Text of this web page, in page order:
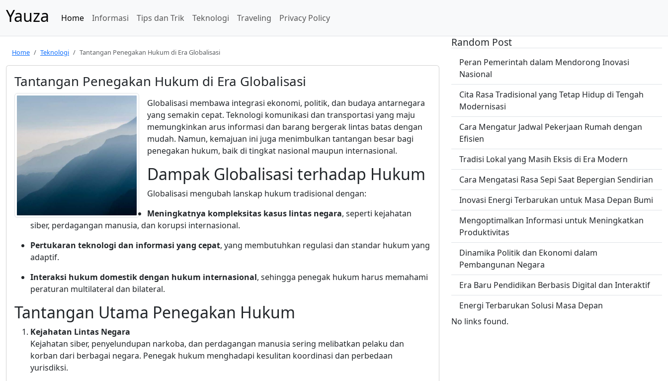
Yauza Home Informasi Tips dan Trik Teknologi Traveling Privacy Policy
Home Teknologi Tantangan Penegakan Hukum di Era Globalisasi
Tantangan Penegakan Hukum di Era Globalisasi
Globalisasi membawa integrasi ekonomi, politik, dan budaya antarnegara
yang semakin cepat. Teknologi komunikasi dan transportasi yang maju
memungkinkan arus informasi dan barang bergerak lintas batas dengan
mudah. Namun, kemajuan ini juga menimbulkan tantangan besar bagi
penegakan hukum, baik di tingkat nasional maupun internasional.
Dampak Globalisasi terhadap Hukum
Globalisasi mengubah lanskap hukum tradisional dengan:
Meningkatnya kompleksitas kasus lintas negara, seperti kejahatan
siber, perdagangan manusia, dan korupsi internasional.
Pertukaran teknologi dan informasi yang cepat, yang membutuhkan regulasi dan standar hukum yang
adaptif.
Interaksi hukum domestik dengan hukum internasional, sehingga penegak hukum harus memahami
peraturan multilateral dan bilateral.
Tantangan Utama Penegakan Hukum
Kejahatan Lintas Negara
Kejahatan siber, penyelundupan narkoba, dan perdagangan manusia sering melibatkan pelaku dan
korban dari berbagai negara. Penegak hukum menghadapi kesulitan koordinasi dan perbedaan
yurisdiksi.
Random Post
Peran Pemerintah dalam Mendorong Inovasi
Nasional
Cita Rasa Tradisional yang Tetap Hidup di Tengah
Modernisasi
Cara Mengatur Jadwal Pekerjaan Rumah dengan
Efisien
Tradisi Lokal yang Masih Eksis di Era Modern
Cara Mengatasi Rasa Sepi Saat Bepergian Sendirian
Inovasi Energi Terbarukan untuk Masa Depan Bumi
Mengoptimalkan Informasi untuk Meningkatkan
Produktivitas
Dinamika Politik dan Ekonomi dalam
Pembangunan Negara
Era Baru Pendidikan Berbasis Digital dan Interaktif
Energi Terbarukan Solusi Masa Depan
No links found.